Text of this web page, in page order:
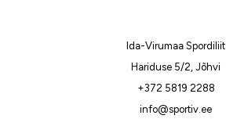
Ida-Virumaa Spordiliit
Hariduse 5/2, Jõhvi
+372 5819 2288
info@sportiv.ee